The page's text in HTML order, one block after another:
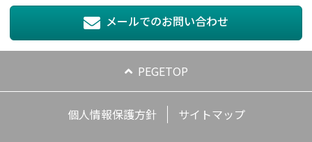
メールでのお問い合わせ
PEGETOP
個人情報保護方針 サイトマップ